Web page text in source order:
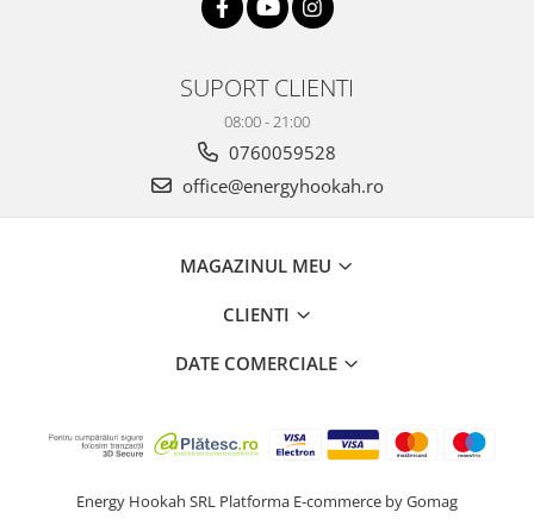
SUPORT CLIENTI
08:00 - 21:00
0760059528
office@energyhookah.ro
MAGAZINUL MEU
CLIENTI
DATE COMERCIALE
Energy Hookah SRL Platforma E-commerce by Gomag